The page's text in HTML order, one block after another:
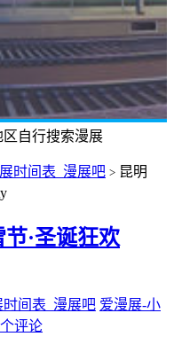
自行搜索漫展
时间表_漫展吧 > 昆明
·圣诞狂欢
时间表_漫展吧 爱漫展-小
评论